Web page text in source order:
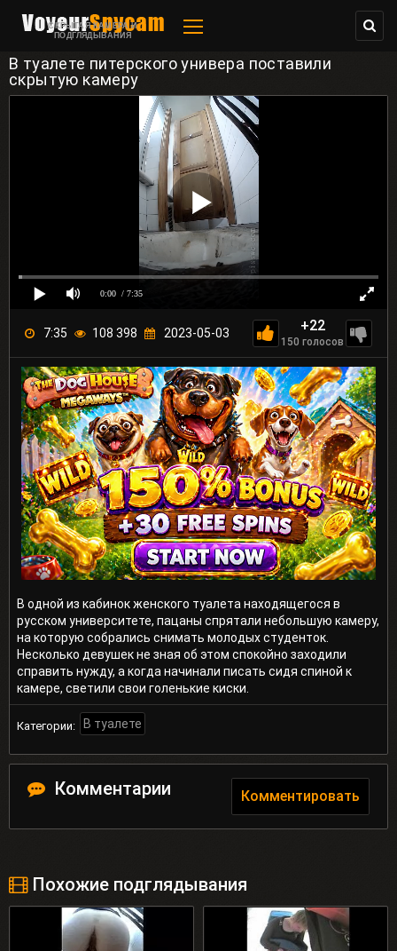
СКРЫТАЯ КАМЕРА И
ПОДГЛЯДЫВАНИЯ
В туалете питерского универа поставили
скрытую камеру
0:00 / 7:35
7:35 108 398 2023-05-03 +22
150 голосов
В одной из кабинок женского туалета находящегося в
русском университете, пацаны спрятали небольшую камеру,
на которую собрались снимать молодых студенток.
Несколько девушек не зная об этом спокойно заходили
справить нужду, а когда начинали писать сидя спиной к
камере, светили свои голенькие киски.
Категории: В туалете
Комментарии Комментировать
Похожие подглядывания